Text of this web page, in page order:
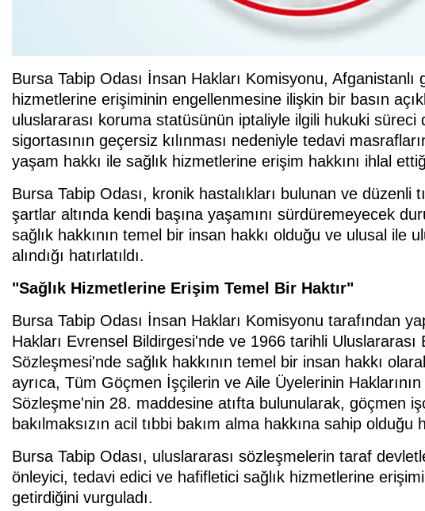
Bursa Tabip Odası İnsan Hakları Komisyonu, Afganistanlı
hizmetlerine erişiminin engellenmesine ilişkin bir basın
uluslararası koruma statüsünün iptaliyle ilgili hukuki süreci
sigortasının geçersiz kılınması nedeniyle tedavi
yaşam hakkı ile sağlık hizmetlerine erişim hakkını ihlal
Bursa Tabip Odası, kronik hastalıkları bulunan ve düzenli
şartlar altında kendi başına yaşamını sürdüremeyecek
sağlık hakkının temel bir insan hakkı olduğu ve ulusal ile
alındığı hatırlatıldı.
"Sağlık Hizmetlerine Erişim Temel Bir Haktır"
Bursa Tabip Odası İnsan Hakları Komisyonu tarafından
Hakları Evrensel Bildirgesi'nde ve 1966 tarihli
Sözleşmesi'nde sağlık hakkının temel bir insan hakkı
ayrıca, Tüm Göçmen İşçilerin ve Aile Üyelerinin
Sözleşme'nin 28. maddesine atıfta bulunularak, göçmen
bakılmaksızın acil tıbbi bakım alma hakkına sahip olduğu
Bursa Tabip Odası, uluslararası sözleşmelerin taraf
önleyici, tedavi edici ve hafifletici sağlık hizmetlerine
getirdiğini vurguladı.